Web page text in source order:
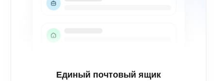
Единый почтовый ящик